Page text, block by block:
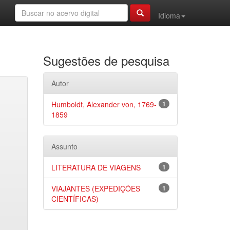
Idioma
Sugestões de pesquisa
Autor
1
Humboldt, Alexander von, 1769-
1859
Assunto
1
LITERATURA DE VIAGENS
1
VIAJANTES (EXPEDIÇÕES
CIENTÍFICAS)